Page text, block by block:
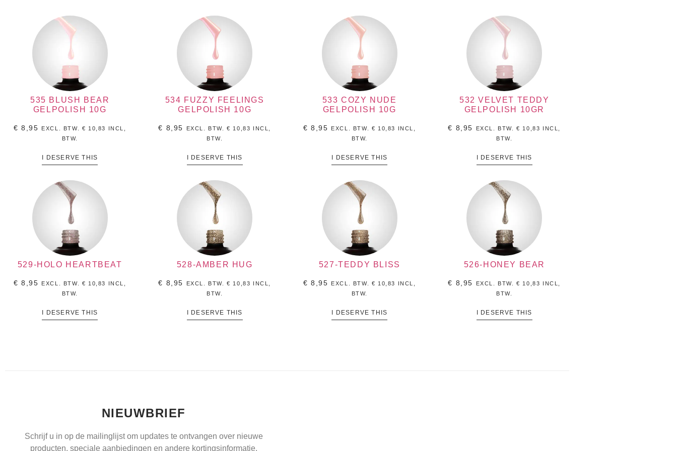
535 BLUSH BEAR
GELPOLISH 10G
€ 8,95 EXCL. BTW. € 10,83
INCL,
BTW.
I DESERVE THIS
534 FUZZY FEELINGS
GELPOLISH 10G
€ 8,95 EXCL. BTW.€ 10,83
INCL,
BTW.
I DESERVE THIS
533 COZY NUDE
GELPOLISH 10G
€ 8,95 EXCL. BTW. € 10,83
INCL,
BTW.
I DESERVE THIS
532 VELVET TEDDY
GELPOLISH 10GR
€ 8,95 EXCL. BTW.€ 10,83
INCL,
BTW.
I DESERVE THIS
529-HOLO HEARTBEAT
€ 8,95 EXCL. BTW. € 10,83
INCL,
BTW.
I DESERVE THIS
528-AMBER HUG
€ 8,95 EXCL. BTW.€ 10,83
INCL,
BTW.
I DESERVE THIS
527-TEDDY BLISS
€ 8,95 EXCL. BTW. € 10,83
INCL,
BTW.
I DESERVE THIS
526-HONEY BEAR
€ 8,95 EXCL. BTW.€ 10,83
INCL,
BTW.
I DESERVE THIS
NIEUWBRIEF
Schrijf u in op de mailinglijst om updates te ontvangen over nieuwe
producten, speciale aanbiedingen en andere kortingsinformatie.